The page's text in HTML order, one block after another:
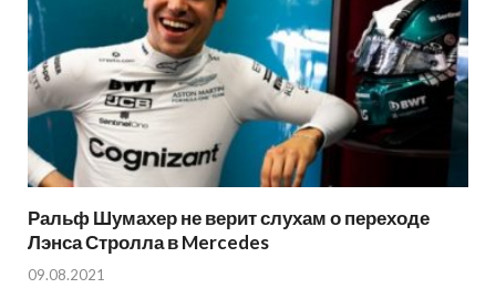
Ральф Шумахер не верит слухам о переходе
Лэнса Стролла в Mercedes
09.08.2021